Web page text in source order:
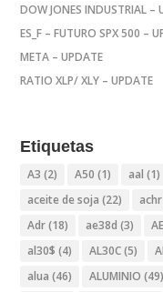
DOW JONES INDUSTRIAL –
ES_F – FUTURO SPX 500 –
META – UPDATE
RATIO XLP/ XLY – UPDATE
Etiquetas
A3 (2) A50 (1) aal (1)
aceite de soja (22) achr
Adr(18) ae38d (3)
al30$ (4) AL30C(5)
alua (46) ALUMINIO (49)